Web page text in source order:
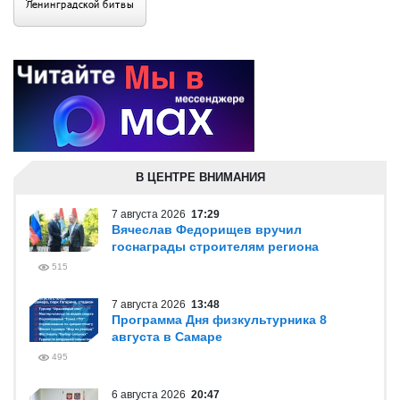
В ЦЕНТРЕ ВНИМАНИЯ
7 августа 2026 17:29
Вячеслав Федорищев вручил
госнаграды строителям региона
515
7 августа 2026 13:48
Программа Дня физкультурника 8
августа в Самаре
495
6 августа 2026 20:47